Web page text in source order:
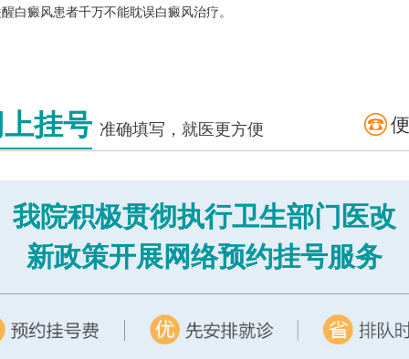
白癜风患者千万不能耽误白癜风治疗。
挂号 准确填写，就医更方便
我院积极贯彻执行卫生部门医改
新政策开展网络预约挂号服务